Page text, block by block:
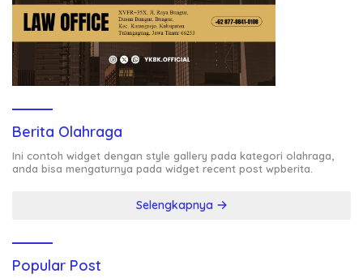
Berita Olahraga
Ini contoh widget dengan style gallery pada kategori olahraga,
anda bisa mengaturnya pada widget recent post wpberita.
Selengkapnya
Popular Post